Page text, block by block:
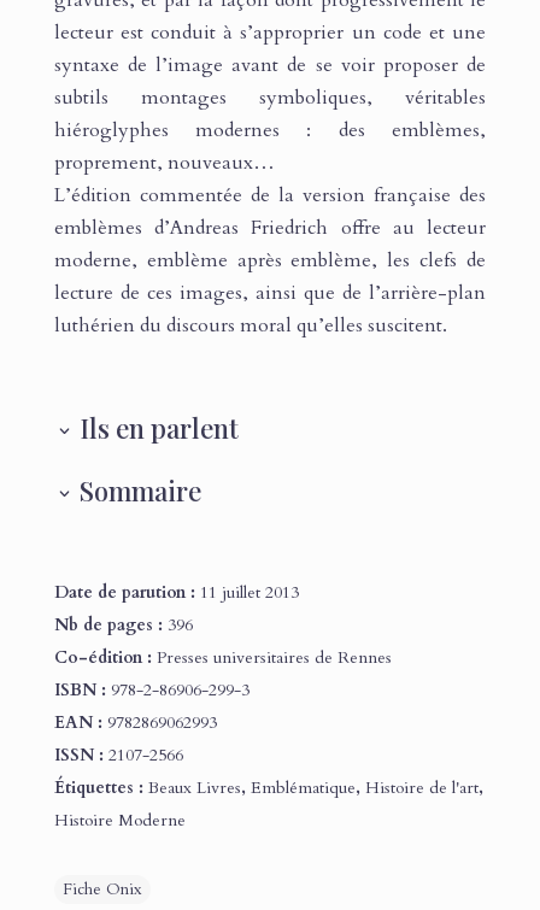
lecteur est conduit à s’approprier un code et une
syntaxe de l’image avant de se voir proposer de
subtils montages symboliques, véritables
hiéroglyphes modernes : des emblèmes,
proprement, nouveaux…
L’édition commentée de la version française des
emblèmes d’Andreas Friedrich offre au lecteur
moderne, emblème après emblème, les clefs de
lecture de ces images, ainsi que de l’arrière-plan
luthérien du discours moral qu’elles suscitent.
Ils en parlent
Sommaire
Date de parution : 11 juillet 2013
Nb de pages : 396
Co-édition : Presses universitaires de Rennes
ISBN : 978-2-86906-299-3
EAN : 9782869062993
ISSN : 2107-2566
Étiquettes : Beaux Livres, Emblématique, Histoire de l'art,
Histoire Moderne